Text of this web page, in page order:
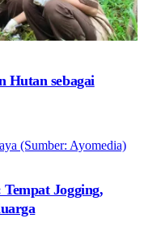
Hutan sebagai
Jogging,